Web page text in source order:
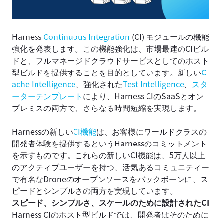
Harness Continuous Integration (CI) モジュールの機能
強化を発表します。この機能強化は、市場最速のCIビル
ドと、フルマネージドクラウドサービスとしてのホスト
型ビルドを提供することを目的としています。新しいC
ache Intelligence 、強化されたTest Intelligence
スタ
ーターテンプレート により、Harness CIのSaaSとオン
プレミスの両方で、さらなる時間短縮を実現します。
Harnessの新しいCI機能は、お客様にワールドクラスの
開発者体験を提供するというHarnessのコミットメント
を示すものです。これらの新しいCI機能は、5万人以上
のアクティブユーザーを持つ、活気あるコミュニティー
で有名なDroneのオープンソースをバックボーンに、ス
ピードとシンプルさの両方を実現しています。
スピード、シンプルさ、スケールのために設計されたCI
Harness CIのホスト型ビルドでは、開発者はそのために